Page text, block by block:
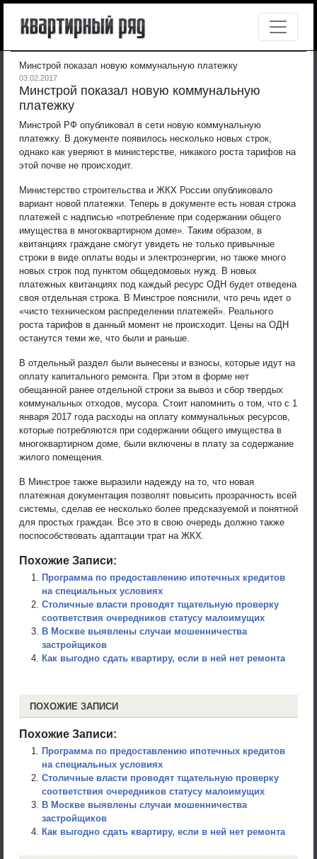
Минстрой показал новую коммунальную платежку
03.02.2017
Минстрой показал новую коммунальную
платежку
Минстрой РФ опубликовал в сети новую коммунальную
платежку. В документе появилось несколько новых строк,
однако как уверяют в министерстве, никакого роста тарифов на
этой почве не происходит.
Министерство строительства и ЖКХ России опубликовало
вариант новой платежки. Теперь в документе есть новая строка
платежей с надписью «потребление при содержании общего
имущества в многоквартирном доме». Таким образом, в
квитанциях граждане смогут увидеть не только привычные
строки в виде оплаты воды и электроэнергии, но также много
новых строк под пунктом общедомовых нужд. В новых
платежных квитанциях под каждый ресурс ОДН будет отведена
своя отдельная строка. В Минстрое пояснили, что речь идет о
«чисто техническом распределении платежей». Реального
роста тарифов в данный момент не происходит. Цены на ОДН
останутся теми же, что были и раньше.
В отдельный раздел были вынесены и взносы, которые идут на
оплату капитального ремонта. При этом в форме нет
обещанной ранее отдельной строки за вывоз и сбор твердых
коммунальных отходов, мусора. Стоит напомнить о том, что с 1
января 2017 года расходы на оплату коммунальных ресурсов,
которые потребляются при содержании общего имущества в
многоквартирном доме, были включены в плату за содержание
жилого помещения.
В Минстрое также выразили надежду на то, что новая
платежная документация позволят повысить прозрачность всей
системы, сделав ее несколько более предсказуемой и понятной
для простых граждан. Все это в свою очередь должно также
поспособствовать адаптации трат на ЖКХ.
Похожие Записи:
Программа по предоставлению ипотечных кредитов
на специальных условиях
Столичные власти проводят тщательную проверку
соответствия очередников статусу малоимущих
В Москве выявлены случаи мошенничества
застройщиков
Как выгодно сдать квартиру, если в ней нет ремонта
ПОХОЖИЕ ЗАПИСИ
Похожие Записи:
Программа по предоставлению ипотечных кредитов
на специальных условиях
Столичные власти проводят тщательную проверку
соответствия очередников статусу малоимущих
В Москве выявлены случаи мошенничества
застройщиков
Как выгодно сдать квартиру, если в ней нет ремонта